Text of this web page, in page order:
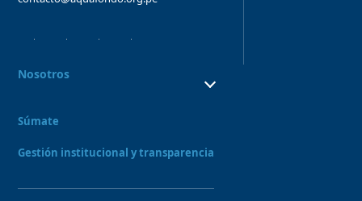
Nosotros
¿Qué hacemos?
Consejo directivo y órganos asesores
Súmate
Gestión institucional y transparencia